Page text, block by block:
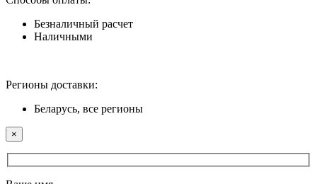
Безналичный расчет
Наличными
Регионы доставки:
Беларусь, все регионы
×